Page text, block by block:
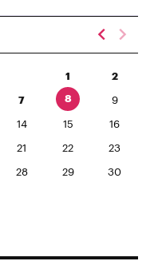
1 2
7 8 9
14 15 16
21 22 23
28 29 30